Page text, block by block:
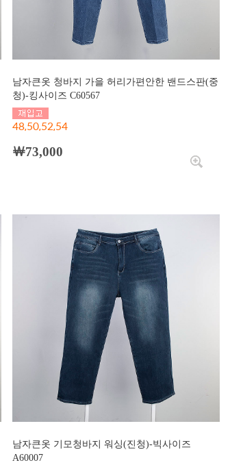
남자큰옷 청바지 가을 허리가편안한 밴드스판(중
청)-킹사이즈 C60567
48,50,52,54
￦73,000
남자큰옷 기모청바지 워싱(진청)-빅사이즈
A60007